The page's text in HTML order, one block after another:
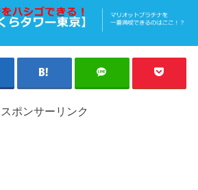
スポンサーリンク